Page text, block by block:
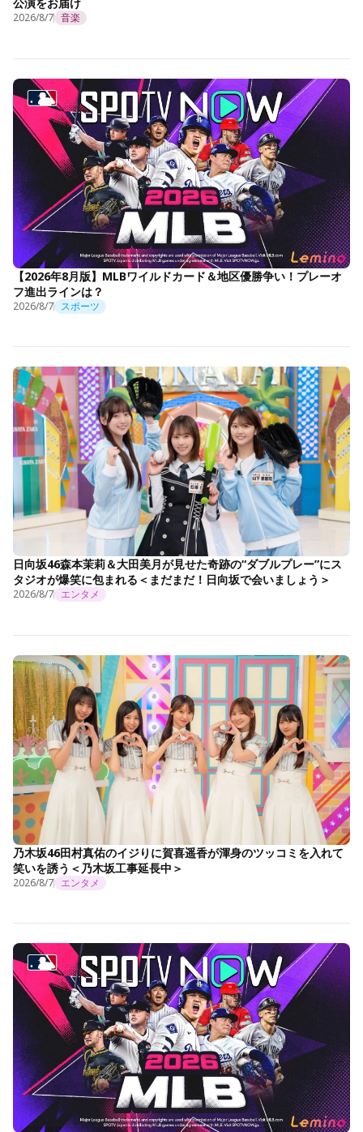
公演をお届け
2026/8/7 音楽
【2026年8月版】MLBワイルドカード＆地区優勝争い！プレーオ
フ進出ラインは？
2026/8/7 スポーツ
日向坂46森本茉莉＆大田美月が見せた奇跡の“ダブルプレー”にス
タジオが爆笑に包まれる＜まだまだ！日向坂で会いましょう＞
2026/8/7 エンタメ
乃木坂46田村真佑のイジりに賀喜遥香が渾身のツッコミを入れて
笑いを誘う＜乃木坂工事延長中＞
2026/8/7 エンタメ